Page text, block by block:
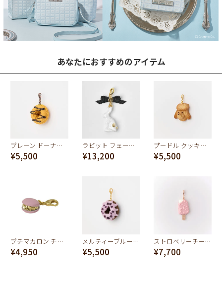
あなたにおすすめのアイテム
プレーン ドーナッツ チャーム
¥5,500
ラビット フェーブ チャーム
¥13,200
プードル クッキー チャーム（プレーン）
¥5,500
プチマカロン チャーム
¥4,950
メルティーブルーベリー ドーナツ チャーム
¥5,500
ストロベリーチーズケーキ アイスバー チャーム
¥7,700